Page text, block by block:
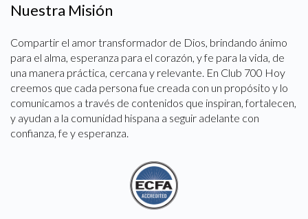
Nuestra Misión
Compartir el amor transformador de Dios, brindando ánimo
para el alma, esperanza para el corazón, y fe para la vida, de
una manera práctica, cercana y relevante. En Club 700 Hoy
creemos que cada persona fue creada con un propósito y lo
comunicamos a través de contenidos que inspiran, fortalecen,
y ayudan a la comunidad hispana a seguir adelante con
confianza, fe y esperanza.